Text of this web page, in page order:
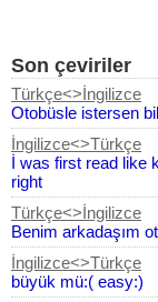
Son çeviriler
Türkçe<>İngilizce
Otobüsle istersen
İngilizce<>Türkçe
İ was first read like
right
Türkçe<>İngilizce
Benim arkadaşım
İngilizce<>Türkçe
büyük mü:( easy:)